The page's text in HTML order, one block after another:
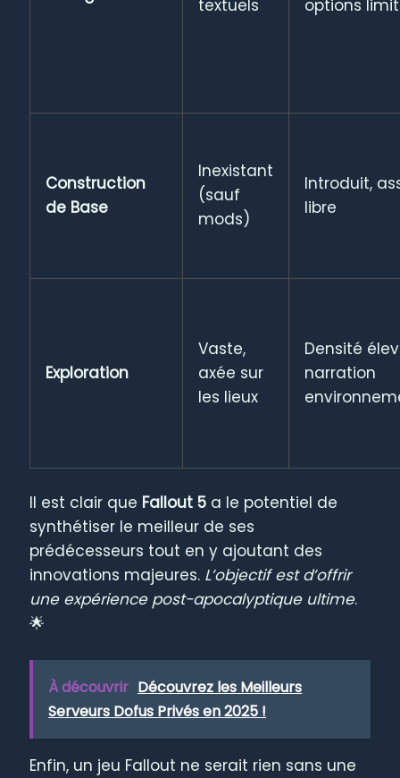
textuels options
Construction
de Base
Inexistant
(sauf
mods)
Introduit,
libre
Exploration
Vaste,
axée sur
les lieux
Densité
narration
Il est clair que Fallout 5 a le potentiel de
synthétiser le meilleur de ses
prédécesseurs tout en y ajoutant des
innovations majeures. L’objectif est d’offrir
une expérience post-apocalyptique ultime.
🌟
À découvrir Découvrez les Meilleurs
Serveurs Dofus Privés en 2025 !
Enfin, un jeu Fallout ne serait rien sans une